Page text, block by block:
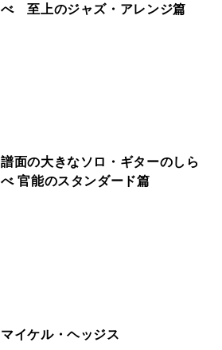
べ 至上のジャズ・アレンジ篇
譜面の大きなソロ・ギターのしら
べ 官能のスタンダード篇
マイケル・ヘッジス